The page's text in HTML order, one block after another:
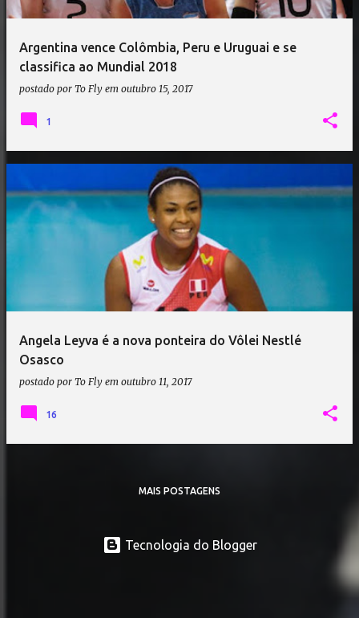
Argentina vence Colômbia, Peru e Uruguai e se
classifica ao Mundial 2018
postado por To Fly em outubro 15, 2017
1
Angela Leyva é a nova ponteira do Vôlei Nestlé
Osasco
postado por To Fly em outubro 11, 2017
16
MAIS POSTAGENS
Tecnologia do Blogger